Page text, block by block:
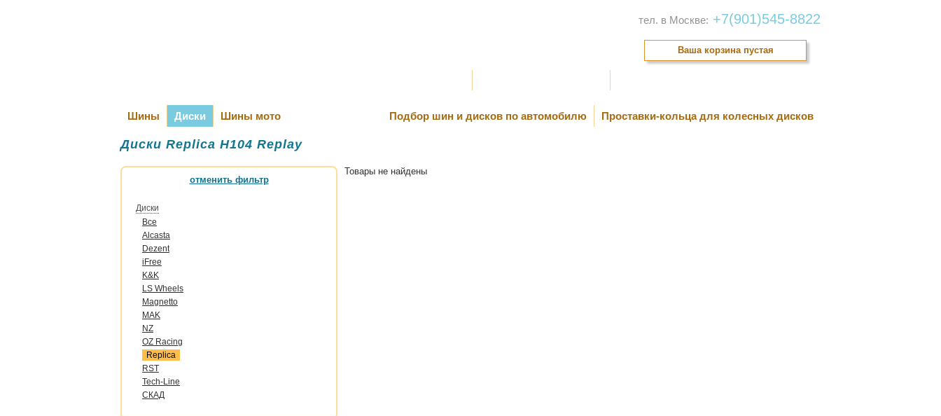
тел. в Москве: +7(901)545-8822
Ваша корзина пустая
Шины Диски Шины мото Подбор шин и дисков по автомобилю Проставки-кольца для колесных дисков
Диски Replica H104 Replay
отменить фильтр
Диски
Все
Alcasta
Dezent
iFree
K&K
LS Wheels
Magnetto
MAK
NZ
OZ Raсing
Replica
RST
Tech-Line
СКАД
Товары не найдены